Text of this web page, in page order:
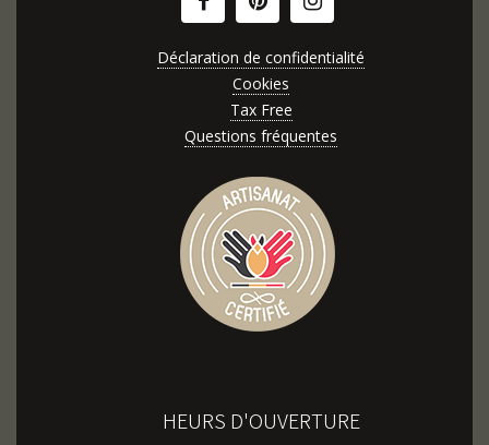
Déclaration de confidentialité
Cookies
Tax Free
Questions fréquentes
HEURS D'OUVERTURE